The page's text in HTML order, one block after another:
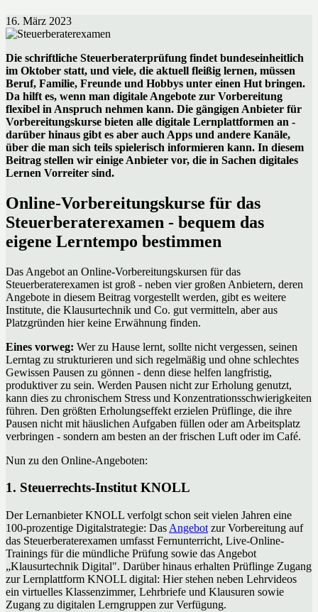
16. März 2023
Die schriftliche Steuerberaterprüfung findet bundeseinheitlich
im Oktober statt, und viele, die aktuell fleißig lernen, müssen
Beruf, Familie, Freunde und Hobbys unter einen Hut bringen.
Da hilft es, wenn man digitale Angebote zur Vorbereitung
flexibel in Anspruch nehmen kann. Die gängigen Anbieter für
Vorbereitungskurse bieten alle digitale Lernplattformen an -
darüber hinaus gibt es aber auch Apps und andere Kanäle,
über die man sich teils spielerisch informieren kann. In diesem
Beitrag stellen wir einige Anbieter vor, die in Sachen digitales
Lernen Vorreiter sind.
Online-Vorbereitungskurse für das
Steuerberaterexamen - bequem das
eigene Lerntempo bestimmen
Das Angebot an Online-Vorbereitungskursen für das
Steuerberaterexamen ist groß - neben vier großen Anbietern, deren
Angebote in diesem Beitrag vorgestellt werden, gibt es weitere
Institute, die Klausurtechnik und Co. gut vermitteln, aber aus
Platzgründen hier keine Erwähnung finden.
Eines vorweg: Wer zu Hause lernt, sollte nicht vergessen, seinen
Lerntag zu strukturieren und sich regelmäßig und ohne schlechtes
Gewissen Pausen zu gönnen - denn diese helfen langfristig,
produktiver zu sein. Werden Pausen nicht zur Erholung genutzt,
kann dies zu chronischem Stress und Konzentrationsschwierigkeiten
führen. Den größten Erholungseffekt erzielen Prüflinge, die ihre
Pausen nicht mit häuslichen Aufgaben füllen oder am Arbeitsplatz
verbringen - sondern am besten an der frischen Luft oder im Café.
Nun zu den Online-Angeboten:
1. Steuerrechts-Institut KNOLL
Der Lernanbieter KNOLL verfolgt schon seit vielen Jahren eine
100-prozentige Digitalstrategie: Das Angebot zur Vorbereitung auf
das Steuerberaterexamen umfasst Fernunterricht, Live-Online-
Trainings für die mündliche Prüfung sowie das Angebot
„Klausurtechnik Digital". Darüber hinaus erhalten Prüflinge Zugang
zur Lernplattform KNOLL digital: Hier stehen neben Lehrvideos
ein virtuelles Klassenzimmer, Lehrbriefe und Klausuren sowie
Zugang zu digitalen Lerngruppen zur Verfügung.